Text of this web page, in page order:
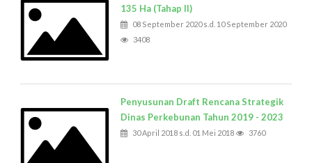
135 Ha (Tahap II)
08 September 2020 s.d. 10 September 2020
3408
Penyusunan Draft Rencana Strategik
Dinas Perkebunan Tahun 2019 - 2023
30 April 2018 s.d. 01 Mei 2018 3760